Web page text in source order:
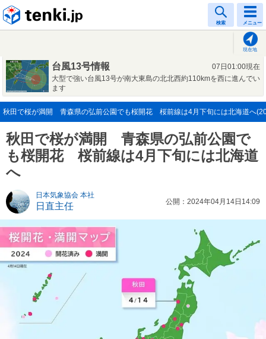
検索 メニュー
現在地
台風13号情報
07日01:00現在
大型で強い台風13号が南大東島の北北西約110kmを西に進んでい
ます
秋田で桜が満開 青森県の弘前公園でも桜開花 桜前線は4月下旬には北海道へ
秋田で桜が満開 青森県の弘前公園で
も桜開花 桜前線は4月下旬には北海道
へ
日本気象協会 本社
日直主任 公開：2024年04月14日14:09